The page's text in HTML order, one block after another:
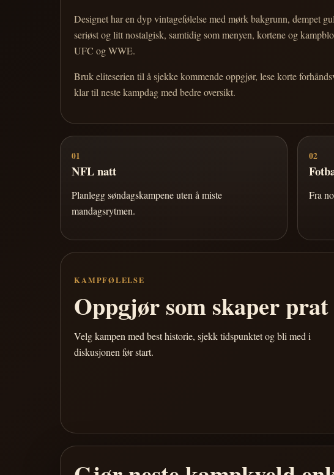
Designet har en dyp vintagefølelse med mørk bakgrunn, dempet
seriøst og litt nostalgisk, samtidig som menyen, kortene og
UFC og WWE.
Bruk eliteserien til å sjekke kommende oppgjør, lese korte
klar til neste kampdag med bedre oversikt.
01
NFL natt
Planlegg søndagskampene uten å miste
mandagsrytmen.
02
Fra
KAMPFØLELSE
Oppgjør som skaper prat
Velg kampen med best historie, sjekk tidspunktet og bli med i
diskusjonen før start.